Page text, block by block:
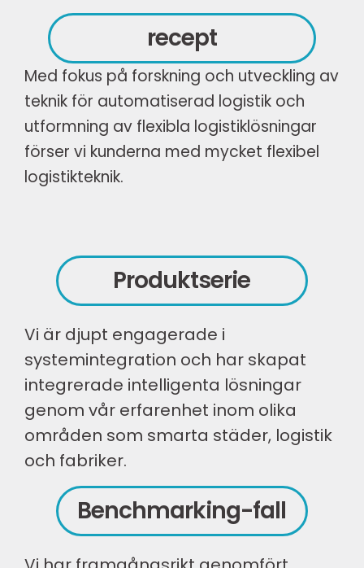
recept
Med fokus på forskning och utveckling av
teknik för automatiserad logistik och
utformning av flexibla logistiklösningar
förser vi kunderna med mycket flexibel
logistikteknik.
Produktserie
Vi är djupt engagerade i
systemintegration och har skapat
integrerade intelligenta lösningar
genom vår erfarenhet inom olika
områden som smarta städer, logistik
och fabriker.
Benchmarking-fall